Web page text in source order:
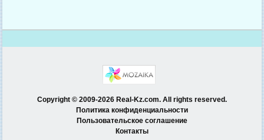
Copyright © 2009-2026 Real-Kz.com. All rights reserved.
Политика конфиденциальности
Пользовательское соглашение
Контакты